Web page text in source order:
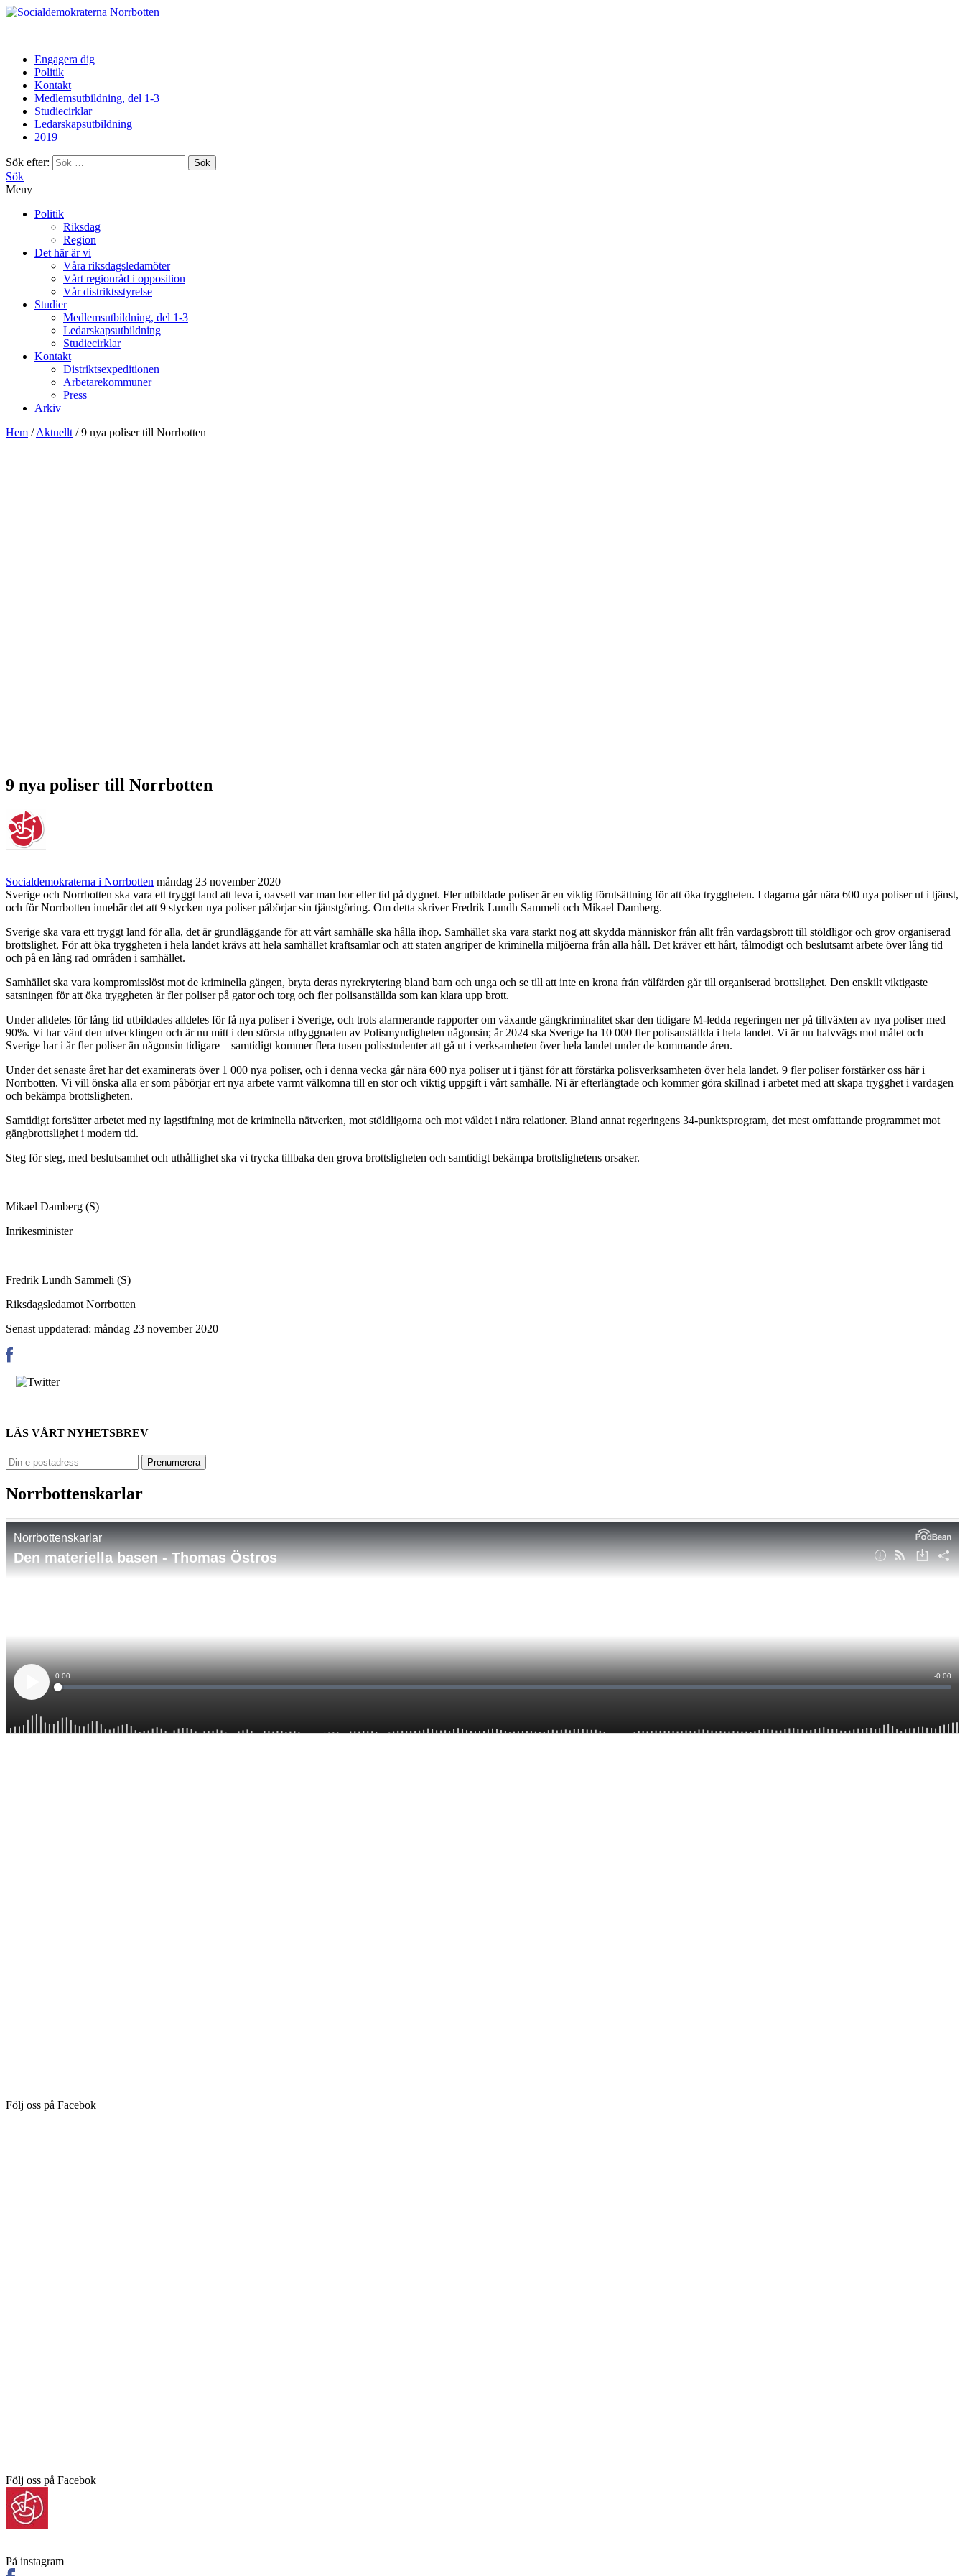
Norrbotten
Engagera dig
Politik
Kontakt
Medlemsutbildning, del 1-3
Studiecirklar
Ledarskapsutbildning
2019
Sök efter:
Sök
Meny
Politik
Riksdag
Region
Det här är vi
Våra riksdagsledamöter
Vårt regionråd i opposition
Vår distriktsstyrelse
Studier
Medlemsutbildning, del 1-3
Ledarskapsutbildning
Studiecirklar
Kontakt
Distriktsexpeditionen
Arbetarekommuner
Press
Arkiv
Hem /Aktuellt /9 nya poliser till Norrbotten
9 nya poliser till Norrbotten
Socialdemokraterna i Norrbotten måndag 23 november 2020
Sverige och Norrbotten ska vara ett tryggt land att leva i, oavsett var man bor eller tid på dygnet. Fler utbildade poliser är en viktig förutsättning för att öka tryggheten. I dagarna går nära 600 nya poliser ut i tjänst,
och för Norrbotten innebär det att 9 stycken nya poliser påbörjar sin tjänstgöring. Om detta skriver Fredrik Lundh Sammeli och Mikael Damberg.
Sverige ska vara ett tryggt land för alla, det är grundläggande för att vårt samhälle ska hålla ihop. Samhället ska vara starkt nog att skydda människor från allt från vardagsbrott till stöldligor och grov organiserad
brottslighet. För att öka tryggheten i hela landet krävs att hela samhället kraftsamlar och att staten angriper de kriminella miljöerna från alla håll. Det kräver ett hårt, tålmodigt och beslutsamt arbete över lång tid
och på en lång rad områden i samhället.
Samhället ska vara kompromisslöst mot de kriminella gängen, bryta deras nyrekrytering bland barn och unga och se till att inte en krona från välfärden går till organiserad brottslighet. Den enskilt viktigaste
satsningen för att öka tryggheten är fler poliser på gator och torg och fler polisanställda som kan klara upp brott.
Under alldeles för lång tid utbildades alldeles för få nya poliser i Sverige, och trots alarmerande rapporter om växande gängkriminalitet skar den tidigare M-ledda regeringen ner på tillväxten av nya poliser med
90%. Vi har vänt den utvecklingen och är nu mitt i den största utbyggnaden av Polismyndigheten någonsin; år 2024 ska Sverige ha 10 000 fler polisanställda i hela landet. Vi är nu halvvägs mot målet och
Sverige har i år fler poliser än någonsin tidigare – samtidigt kommer flera tusen polisstudenter att gå ut i verksamheten över hela landet under de kommande åren.
Under det senaste året har det examinerats över 1 000 nya poliser, och i denna vecka går nära 600 nya poliser ut i tjänst för att förstärka polisverksamheten över hela landet. 9 fler poliser förstärker oss här i
Norrbotten. Vi vill önska alla er som påbörjar ert nya arbete varmt välkomna till en stor och viktig uppgift i vårt samhälle. Ni är efterlängtade och kommer göra skillnad i arbetet med att skapa trygghet i vardagen
och bekämpa brottsligheten.
Samtidigt fortsätter arbetet med ny lagstiftning mot de kriminella nätverken, mot stöldligorna och mot våldet i nära relationer. Bland annat regeringens 34-punktsprogram, det mest omfattande programmet mot
gängbrottslighet i modern tid.
Steg för steg, med beslutsamhet och uthållighet ska vi trycka tillbaka den grova brottsligheten och samtidigt bekämpa brottslighetens orsaker.
Mikael Damberg (S)
Inrikesminister
Fredrik Lundh Sammeli (S)
Riksdagsledamot Norrbotten
Senast uppdaterad: måndag 23 november 2020
LÄS VÅRT NYHETSBREV
Norrbottenskarlar
Följ oss på Facebok
Följ oss på Facebok
På instagram